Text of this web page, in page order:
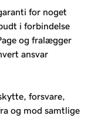
for noget
i forbindelse
og fralægger
ansvar
forsvare,
og mod samtlige